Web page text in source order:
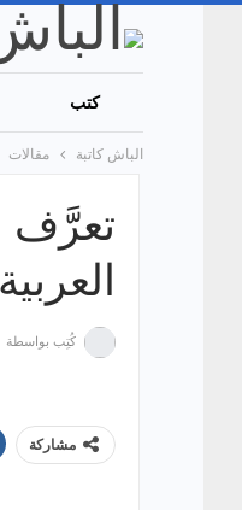
كتب
الباش كاتبة مقالات
تعرَّف
كُتِب بواسطة
مشاركة